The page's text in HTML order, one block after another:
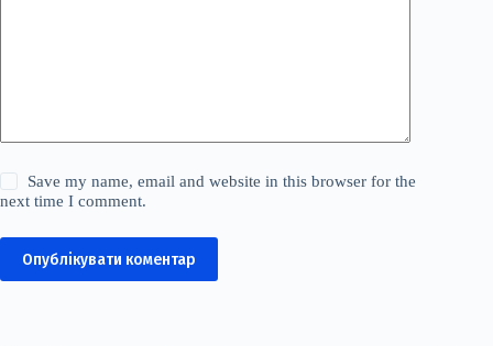
Save my name, email and website in this browser for the
next time I comment.
Опублікувати коментар